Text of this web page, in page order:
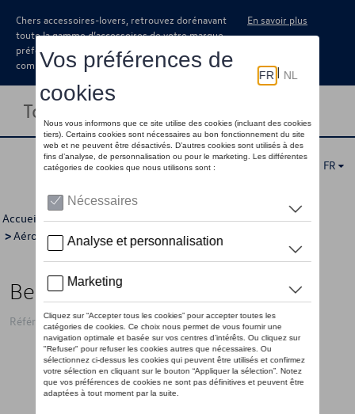
Chers accessoires-lovers, retrouvez dorénavant
toute la gamme d’accessoires de votre marque
préférée sous forme de catalogue à
commander auprès de votre concessionaire.
En savoir plus
Toggle navigation
FR
Accueil >Catalogue Volkswagen >Sport et design
>Aérodynamisme > Détail
Becquet de bord de toit
Référence: 7H2071644 GRU